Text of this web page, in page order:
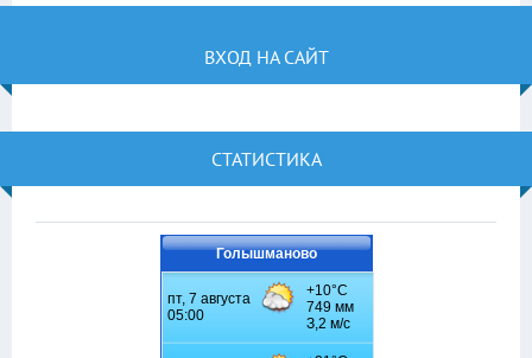
ВХОД НА САЙТ
СТАТИСТИКА
Голышманово